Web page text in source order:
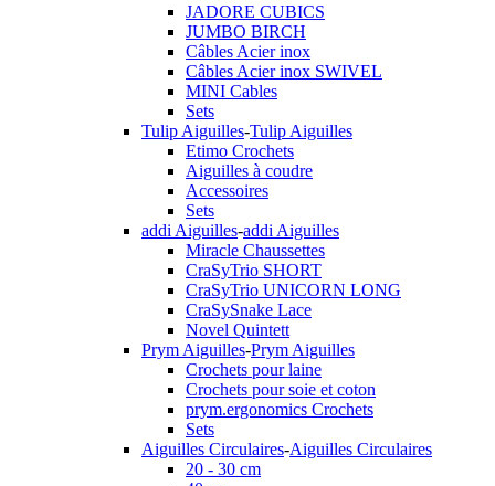
JADORE CUBICS
JUMBO BIRCH
Câbles Acier inox
Câbles Acier inox SWIVEL
MINI Cables
Sets
Tulip Aiguilles-Tulip Aiguilles
Etimo Crochets
Aiguilles à coudre
Accessoires
Sets
addi Aiguilles-addi Aiguilles
Miracle Chaussettes
CraSyTrio SHORT
CraSyTrio UNICORN LONG
CraSySnake Lace
Novel Quintett
Prym Aiguilles-Prym Aiguilles
Crochets pour laine
Crochets pour soie et coton
prym.ergonomics Crochets
Sets
Aiguilles Circulaires-Aiguilles Circulaires
20 - 30 cm